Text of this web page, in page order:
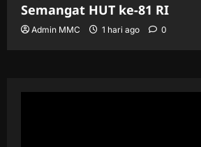
Semangat HUT ke-81 RI
Admin MMC 1 hari ago 0